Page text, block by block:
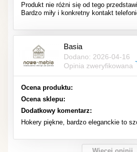
Produkt nie różni się od tego
Bardzo miły i konkretny kontakt
Basia
Dodano: 2026-04-16
Opinia zweryfikowana
Ocena produktu:
Ocena sklepu:
Dodatkowy komentarz:
Hokery piękne, bardzo eleganckie to